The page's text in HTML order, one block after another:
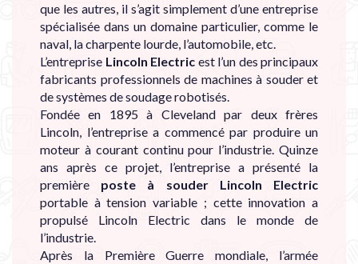
que les autres, il s’agit simplement d’une entreprise
spécialisée dans un domaine particulier, comme le
naval, la charpente lourde, l’automobile, etc.
L’entreprise Lincoln Electric est l’un des principaux
fabricants professionnels de machines à souder et
de systèmes de soudage robotisés.
Fondée en 1895 à Cleveland par deux frères
Lincoln, l’entreprise a commencé par produire un
moteur à courant continu pour l’industrie. Quinze
ans après ce projet, l’entreprise a présenté la
première poste à souder
Lincoln Electric
portable à tension variable ; cette innovation a
propulsé Lincoln Electric dans le monde de
l’industrie.
Après la Première Guerre mondiale, l’armée